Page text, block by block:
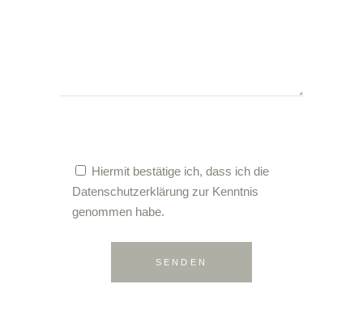
Hiermit bestätige ich, dass ich die
Datenschutzerklärung zur Kenntnis
genommen habe.
SENDEN